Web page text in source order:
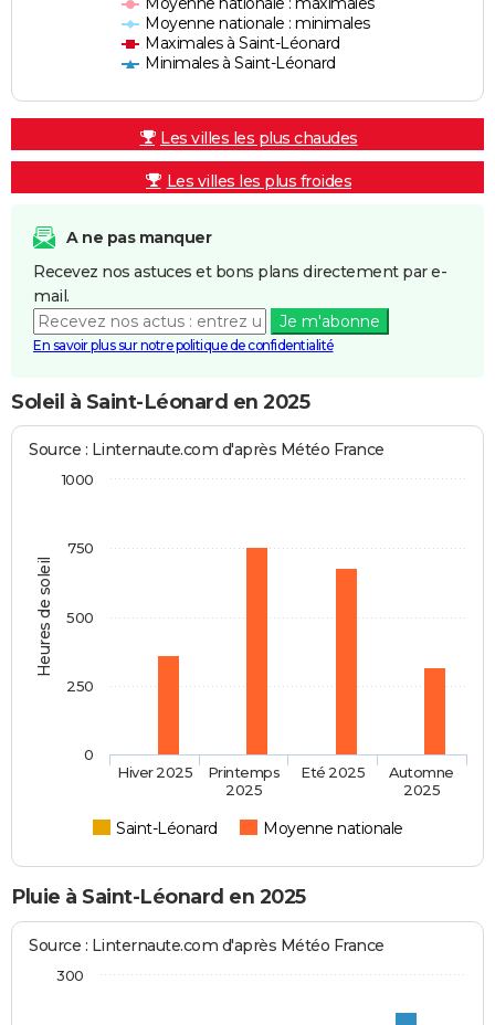
Moyenne nationale : minimales
Maximales à Saint-Léonard
Minimales à Saint-Léonard
Les villes les plus chaudes
Les villes les plus froides
A ne pas manquer
Recevez nos astuces et bons plans directement par e-
mail.
Je m'abonne
En savoir plus sur notre politique de confidentialité
Soleil à Saint-Léonard en 2025
Heures de soleil
Source : Linternaute.com d'après Météo France
Saint-Léonard Moyenne nationale
Hiver 2025
Printemps
2025
Eté 2025
Automne
2025
0
250
500
750
1000
Pluie à Saint-Léonard en 2025
Source : Linternaute.com d'après Météo France
300